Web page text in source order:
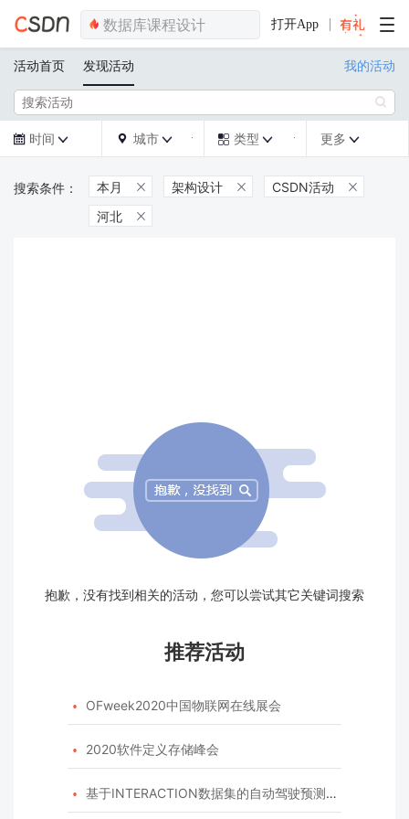
打开App
活动首页 发现活动 我的活动

 时间   城市   类型  更多 
本月  架构设计  CSDN活动 
河北 
抱歉，没有找到相关的活动，您可以尝试其它关键词搜索
推荐活动
 OFweek2020中国物联网在线展会
 2020软件定义存储峰会
 基于INTERACTION数据集的自动驾驶预测模型挑战赛